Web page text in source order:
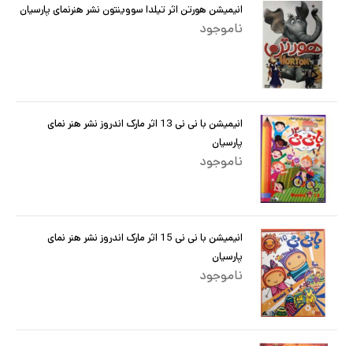
انیمیشن هورتن اثر تیلدا سووینتون نشر هنرنمای پارسیان
ناموجود
انیمیشن با نی نی 13 اثر مارک اندروز نشر هنر نمای
پارسیان
ناموجود
انیمیشن با نی نی 15 اثر مارک اندروز نشر هنر نمای
پارسیان
ناموجود